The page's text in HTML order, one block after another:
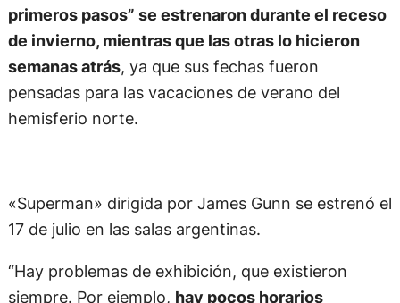
primeros pasos” se estrenaron durante el receso
de invierno, mientras que las otras lo hicieron
semanas atrás, ya que sus fechas fueron
pensadas para las vacaciones de verano del
hemisferio norte.
«Superman» dirigida por James Gunn se estrenó el
17 de julio en las salas argentinas.
“Hay problemas de exhibición, que existieron
siempre. Por ejemplo, hay pocos horarios